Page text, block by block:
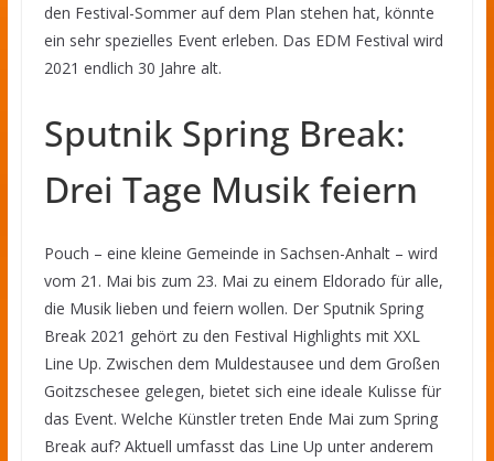
den Festival-Sommer auf dem Plan stehen hat, könnte
ein sehr spezielles Event erleben. Das EDM Festival wird
2021 endlich 30 Jahre alt.
Sputnik Spring Break:
Drei Tage Musik feiern
Pouch – eine kleine Gemeinde in Sachsen-Anhalt – wird
vom 21. Mai bis zum 23. Mai zu einem Eldorado für alle,
die Musik lieben und feiern wollen. Der Sputnik Spring
Break 2021 gehört zu den Festival Highlights mit XXL
Line Up. Zwischen dem Muldestausee und dem Großen
Goitzschesee gelegen, bietet sich eine ideale Kulisse für
das Event. Welche Künstler treten Ende Mai zum Spring
Break auf? Aktuell umfasst das Line Up unter anderem